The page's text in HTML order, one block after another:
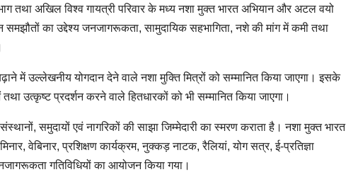
तथा अखिल विश्व गायत्री परिवार के मध्य नशा मुक्त भारत अभियान और अटल वयो
समझौतों का उद्देश्य जनजागरूकता, सामुदायिक सहभागिता, नशे की मांग में कमी तथा
में उल्लेखनीय योगदान देने वाले नशा मुक्ति मित्रों को सम्मानित किया जाएगा। इसके
उत्कृष्ट प्रदर्शन करने वाले हितधारकों को भी सम्मानित किया जाएगा।
समुदायों एवं नागरिकों की साझा जिम्मेदारी का स्मरण कराता है। नशा मुक्त भारत
वेबिनार, प्रशिक्षण कार्यक्रम, नुक्कड़ नाटक, रैलियां, योग सत्र, ई-प्रतिज्ञा
गतिविधियों का आयोजन किया गया।